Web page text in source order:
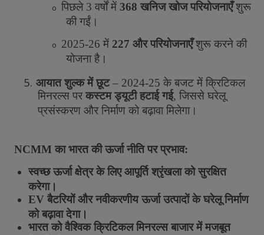
o पिछले 3 वर्षों में 368 खनिज खोज परियोजनाएँ शुरू
की गईं।
o 2025-26 में 227 और परियोजनाएँ शुरू करने की
योजना है।
5. आयात शुल्क में छूट – 2024-25 के बजट में क्रिटिकल
मिनरल्स पर कस्टम ड्यूटी हटाई गई, जिससे घरेलू
प्रसंस्करण और निर्माण को बढ़ावा मिलेगा।
NCMM का भारत की ऊर्जा नीति पर प्रभाव:
स्वच्छ ऊर्जा क्षेत्र के लिए आपूर्ति श्रृंखला को सुरक्षित
करेगा।
EV बैटरियों और नवीकरणीय ऊर्जा उत्पादों के घरेलू निर्माण
को बढ़ावा देगा।
भारत को वैश्विक क्रिटिकल मिनरल्स बाजार में मजबूत